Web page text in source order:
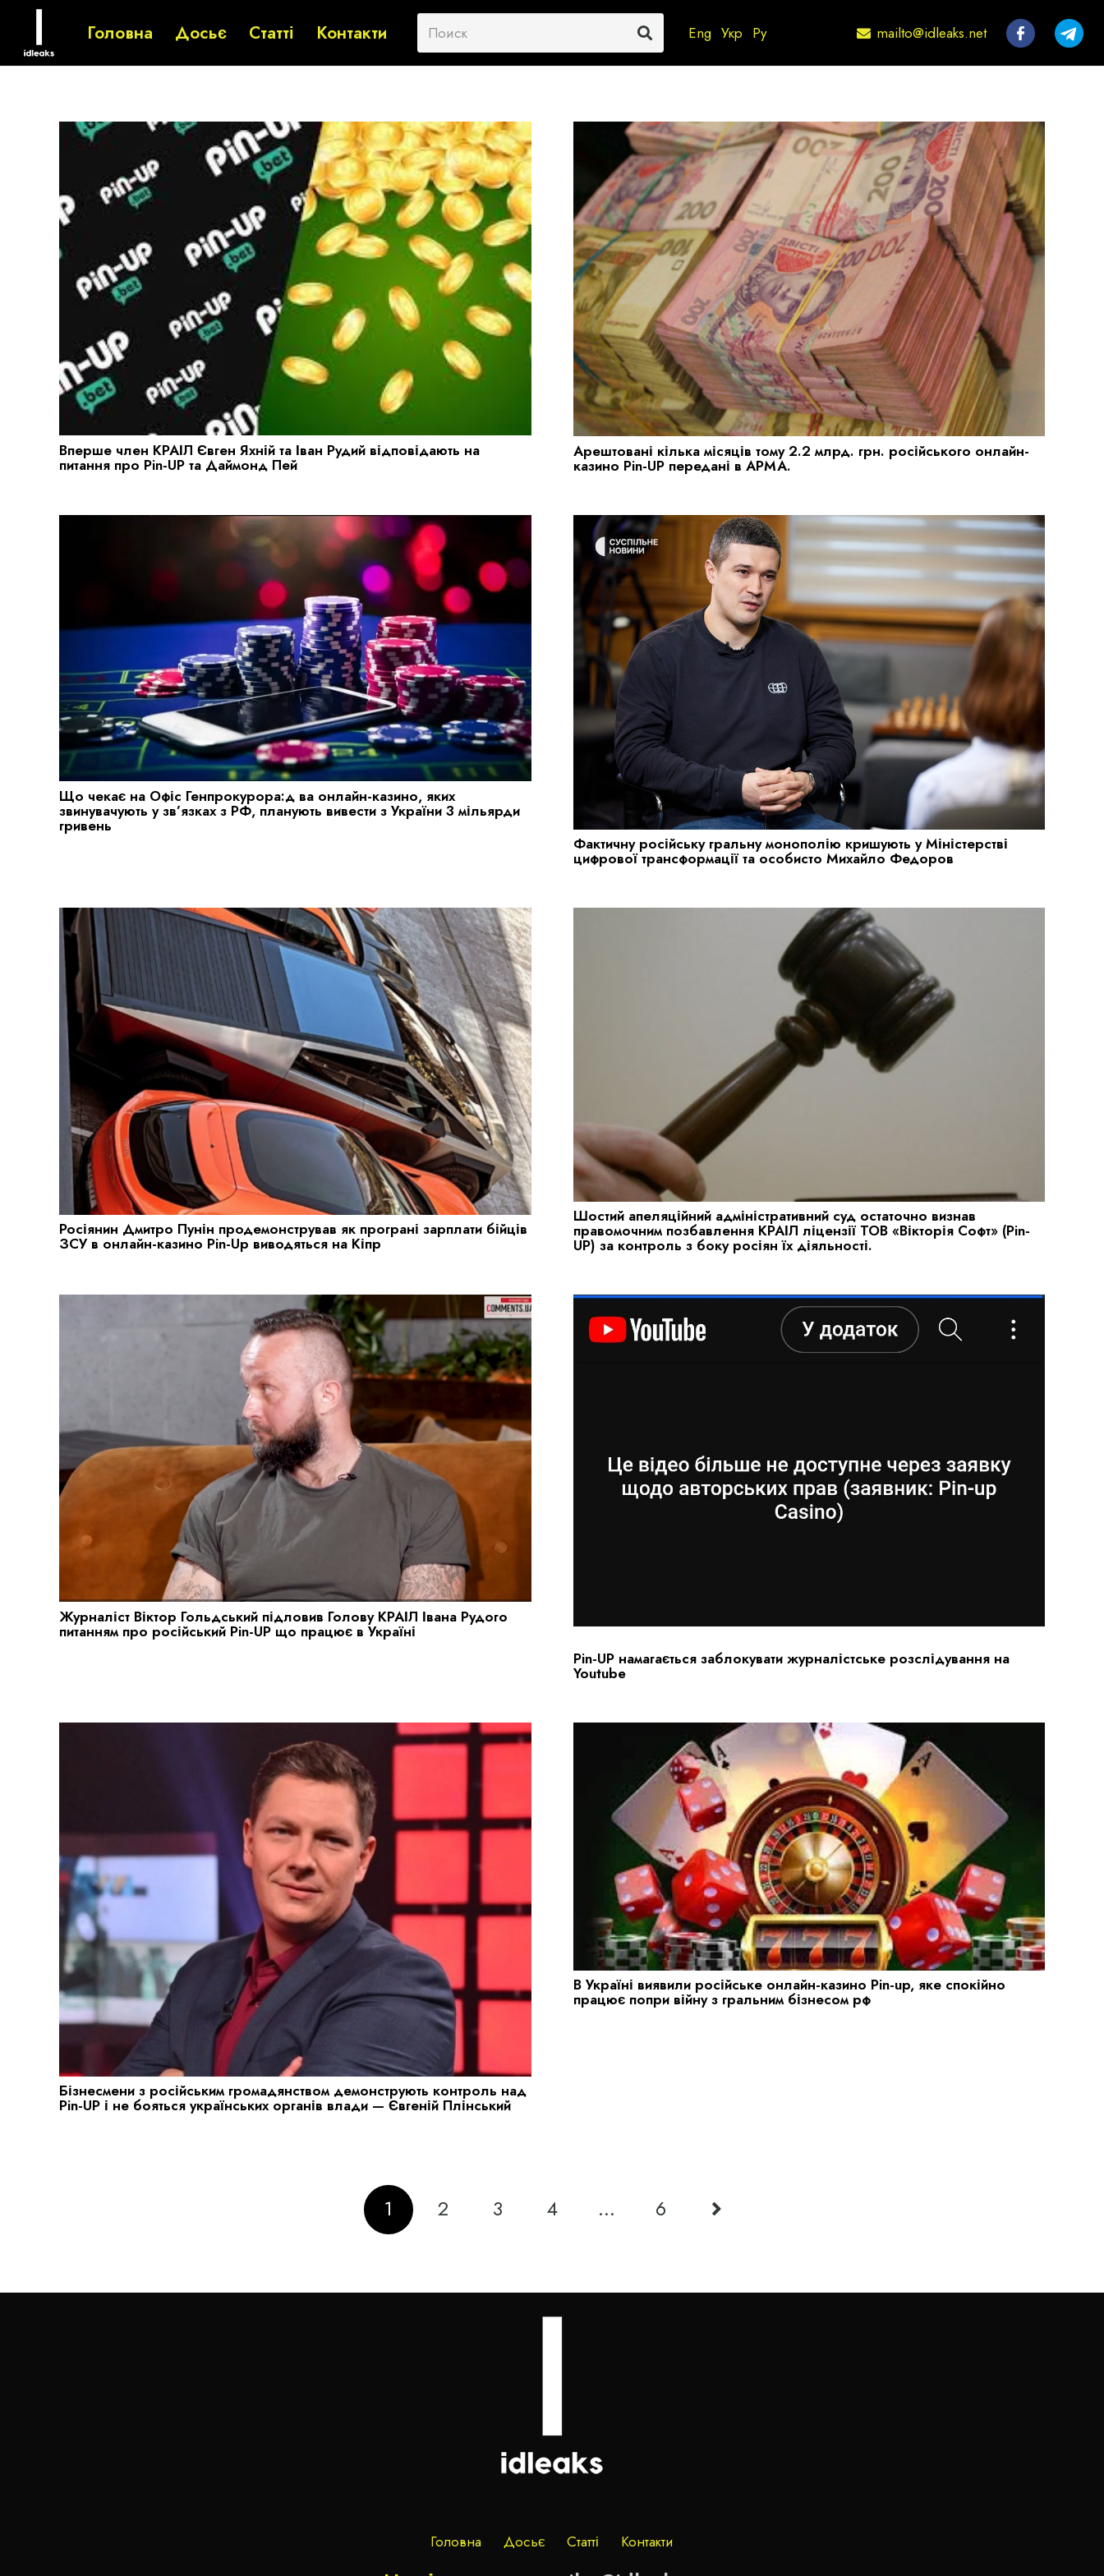
Головна Досьє Статті Контакти Eng Укр Ру mailto@idleaks.net
Вперше член КРАІЛ Євген Яхній та Іван Рудий відповідають на
питання про Pin-UP та Даймонд Пей
Арештовані кілька місяців тому 2.2 млрд. грн. російського онлайн-
казино Pin-UP передані в АРМА.
Що чекає на Офіс Генпрокурора:д ва онлайн-казино, яких
звинувачують у зв’язках з РФ, планують вивести з України 3 мільярди
гривень
Фактичну російську гральну монополію кришують у Міністерстві
цифрової трансформації та особисто Михайло Федоров
Росіянин Дмитро Пунін продемонстрував як програні зарплати бійців
ЗСУ в онлайн-казино Pin-Up виводяться на Кіпр
Шостий апеляційний адміністративний суд остаточно визнав
правомочним позбавлення КРАІЛ ліцензії ТОВ «Вікторія Софт» (Pin-
UP) за контроль з боку росіян їх діяльності.
Журналіст Віктор Гольдський підловив Голову КРАІЛ Івана Рудого
питанням про російський Pin-UP що працює в Україні
Pin-UP намагається заблокувати журналістське розслідування на
Youtube
Бізнесмени з російським громадянством демонструють контроль над
Pin-UP і не бояться українських органів влади — Євгеній Плінський
В Україні виявили російське онлайн-казино Pin-up, яке спокійно
працює попри війну з гральним бізнесом рф
1 2 3 4 … 6
Головна Досьє Статті Контакти